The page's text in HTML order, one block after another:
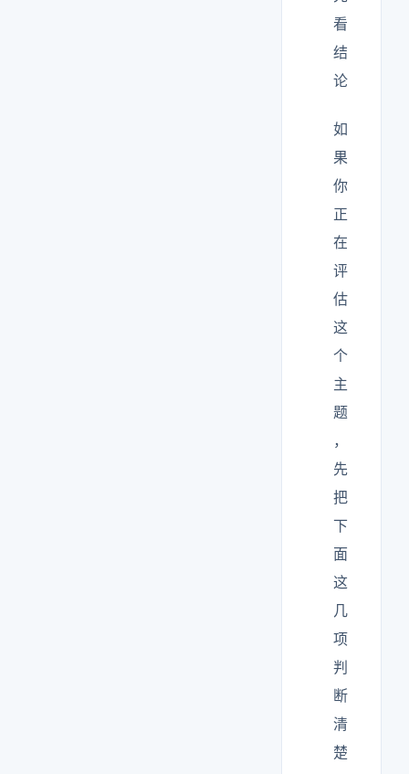
看
结
论
如
果
你
正
在
评
估
这
个
主
题
，
先
把
下
面
这
几
项
判
断
清
楚